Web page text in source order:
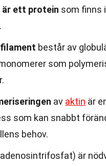
är ett protein som finns
.
består av
som
av aktin är
som kan snabbt
behov.
är